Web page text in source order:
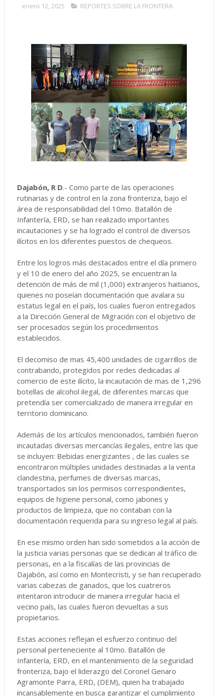
enero 12, 2025 REPORTES SOBRE LA FRONTERA
Dajabón, R D.- Como parte de las operaciones
rutinarias y de control en la zona fronteriza, bajo el
área de responsabilidad del 10mo. Batallón de
Infantería, ERD, se han realizado importantes
incautaciones y se ha logrado el control de diversos
ilícitos en los diferentes puestos de chequeos.
Entre los logros más destacados entre el día primero
y el 10 de enero del año 2025, se encuentran la
detención de más de mil (1,000) extranjeros haitianos,
quienes no poseían documentación que avalara su
estatus legal en el país, los cuales fueron entregados
a la Dirección General de Migración con el objetivo de
ser procesados según los procedimientos
establecidos.
El decomiso de mas 45,400 unidades de cigarrillos de
contrabando, protegidos por redes dedicadas al
comercio de este ilícito, la incautación de mas de 1,296
botellas de alcohol ilegal, de diferentes marcas que
pretendía ser comercializado de manera irregular en
territorio dominicano.
Además de los artículos mencionados, también fueron
incautadas diversas mercancías ilegales, entre las que
se incluyen: Bebidas energizantes , de las cuales se
encontraron múltiples unidades destinadas a la venta
clandestina, perfumes de diversas marcas,
transportados sin los permisos correspondientes,
equipos de higiene personal, como jabones y
productos de limpieza, que no contaban con la
documentación requerida para su ingreso legal al país.
En ese mismo orden han sido sometidos a la acción de
la justicia varias personas que se dedican al tráfico de
personas, en a la fiscalías de las provincias de
Dajabón, así como en Montecristi, y se han recuperado
varias cabezas de ganados, que los cuatreros
intentaron introducir de manera irregular hacia el
vecino país, las cuales fueron devueltas a sus
propietarios.
Estas acciones reflejan el esfuerzo continuo del
personal perteneciente al 10mo. Batallón de
Infantería, ERD, en el mantenimiento de la seguridad
fronteriza, bajo el liderazgo del Coronel Genaro
Agramonte Parra, ERD, (DEM), quien ha trabajado
incansablemente en busca garantizar el cumplimiento